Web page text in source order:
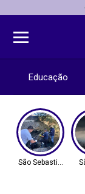
Educação
São Sebastião - SP